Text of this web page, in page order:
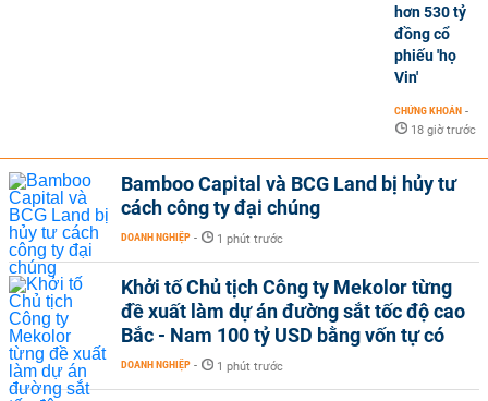
hơn 530 tỷ
đồng cổ
phiếu 'họ
Vin'
CHỨNG KHOÁN -
18 giờ trước
Bamboo Capital và BCG Land bị hủy tư
cách công ty đại chúng
DOANH NGHIỆP - 1 phút trước
Khởi tố Chủ tịch Công ty Mekolor từng
đề xuất làm dự án đường sắt tốc độ cao
Bắc - Nam 100 tỷ USD bằng vốn tự có
DOANH NGHIỆP - 1 phút trước